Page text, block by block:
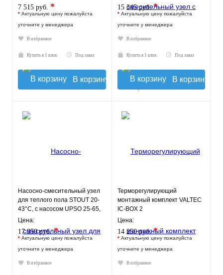
7 515 руб. *
* Актуальную цену пожалуйста
уточните у менеджера
В избранное
Купить в 1 клик Под заказ
В корзину
15 345 руб.*
* Актуальную цену пожалуйста
уточните у менеджера
В избранное
Купить в 1 клик Под заказ
В корзину
Насосно-смесительный узел
для теплого пола STOUT 20-
43°C, с насосом UPSO 25-65,
130 mm
Цена:
17 350 руб.*
* Актуальную цену пожалуйста
уточните у менеджера
В избранное
Терморегулирующий
монтажный комплект VALTEC
IC-BOX 2
Цена:
14 250 руб.*
* Актуальную цену пожалуйста
уточните у менеджера
В избранное